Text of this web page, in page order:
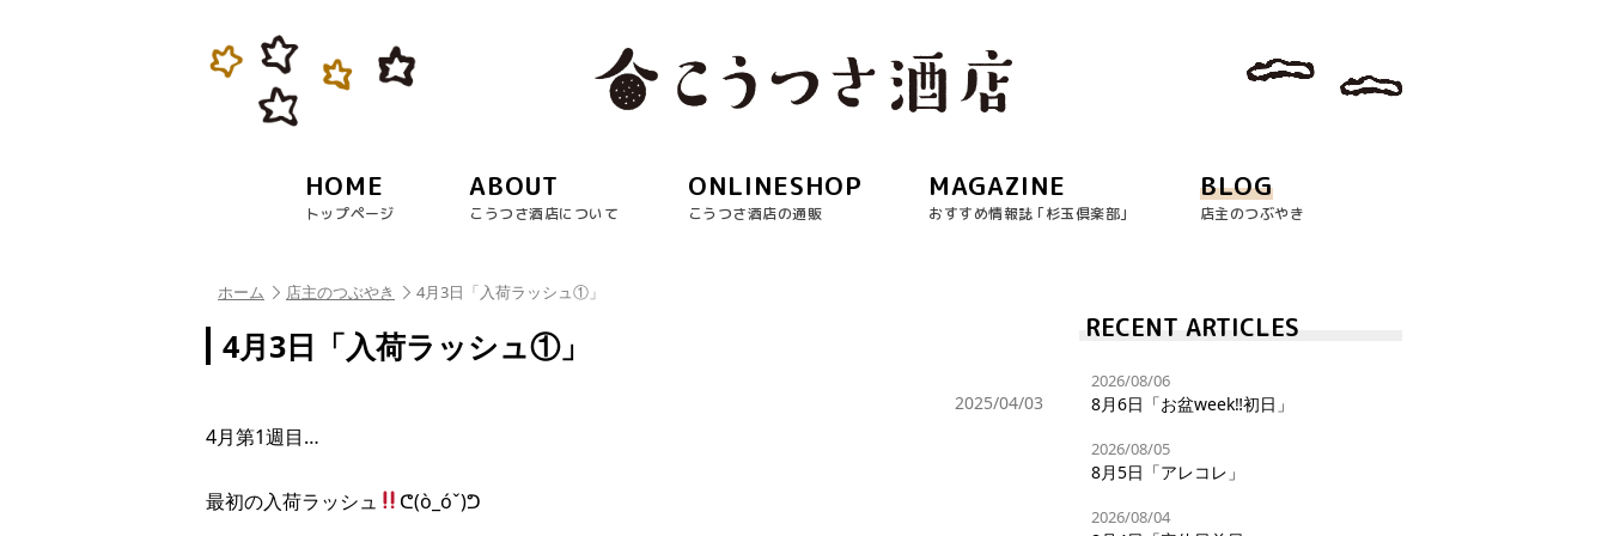
HOME
トップページ
ABOUT
こうつさ酒店について
ONLINESHOP
こうつさ酒店の通販
MAGAZINE
おすすめ情報誌 ｢杉玉倶楽部｣
BLOG
店主のつぶやき
ホーム 店主のつぶやき 4月3日「入荷ラッシュ①」
4月3日「入荷ラッシュ①」
2025/04/03
4月第1週目…
最初の入荷ラッシュ ᕦ(ò_óˇ)ᕤ
RECENT ARTICLES
2026/08/06
8月6日「お盆week‼︎初日」
2026/08/05
8月5日「アレコレ」
2026/08/04